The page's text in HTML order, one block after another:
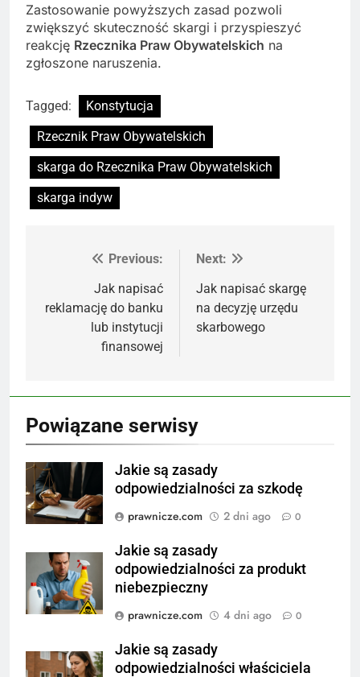
Zastosowanie powyższych zasad pozwoli
zwiększyć skuteczność skargi i przyspieszyć
reakcję Rzecznika Praw Obywatelskich na
zgłoszone naruszenia.
Tagged:
Konstytucja
Rzecznik Praw Obywatelskich
skarga do Rzecznika Praw Obywatelskich
skarga indyw
NawigacjaPrevious:
Jak napisać
reklamację do banku
lub instytucji
finansowej
Next:
Jak napisać skargę
na decyzję urzędu
skarbowego
Powiązane serwisy
Jakie są zasady
odpowiedzialności za szkodę
prawnicze.com
2 dni ago 0
Jakie są zasady
odpowiedzialności za produkt
niebezpieczny
prawnicze.com
4 dni ago 0
Jakie są zasady
odpowiedzialności właściciela